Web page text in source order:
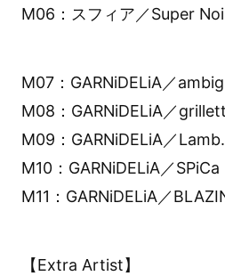
M06：スフィア／Super
M07：GARNiDELiA／
M08：GARNiDELiA／
M09：GARNiDELiA／Lamb.
M10：GARNiDELiA／SPiCa
M11：GARNiDELiA／
【Extra Artist】